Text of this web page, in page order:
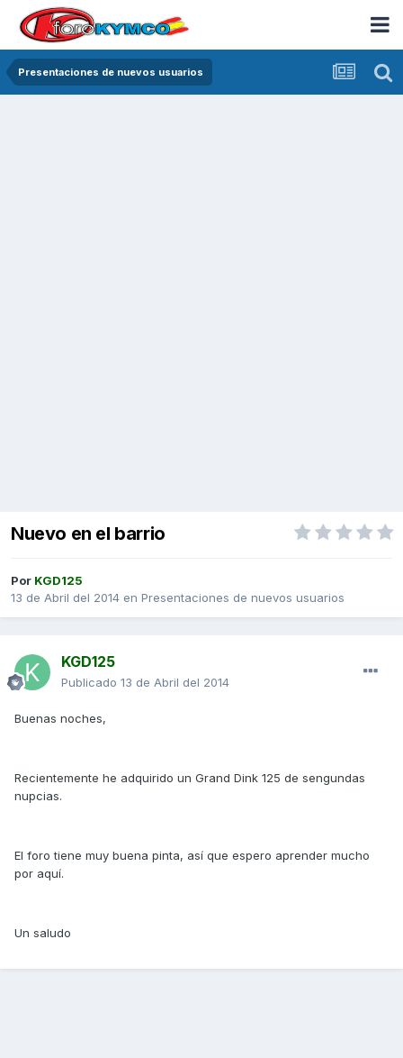
Presentaciones de nuevos usuarios
Nuevo en el barrio
Por KGD125
13 de Abril del 2014 en Presentaciones de nuevos usuarios
KGD125
Publicado 13 de Abril del 2014
Buenas noches,
Recientemente he adquirido un Grand Dink 125 de sengundas
nupcias.
El foro tiene muy buena pinta, así que espero aprender mucho
por aquí.
Un saludo